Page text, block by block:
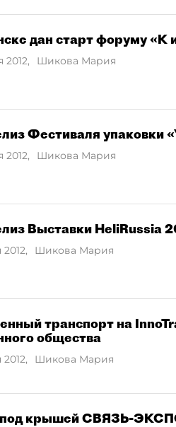
дан старт форуму «К
2012, Шикова Мария
Фестиваля упаковки
2012, Шикова Мария
Выставки HeliRussia
2012, Шикова Мария
транспорт на
общества
2012, Шикова Мария
крышей СВЯЗЬ-